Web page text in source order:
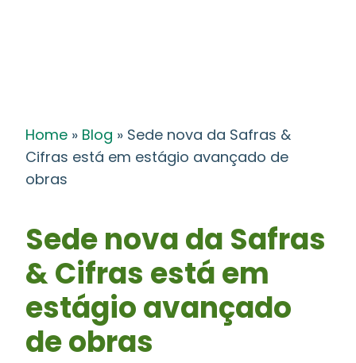
Home » Blog » Sede nova da Safras &
Cifras está em estágio avançado de
obras
Sede nova da Safras
& Cifras está em
estágio avançado
de obras